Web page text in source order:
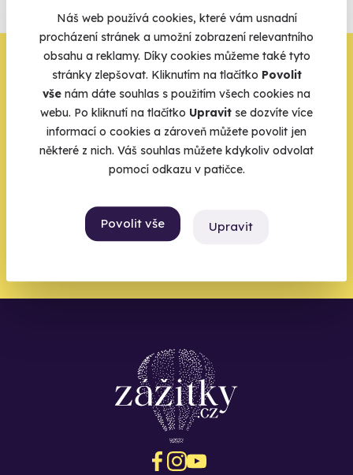
Náš web používá cookies, které vám usnadní
procházení stránek a umožní zobrazení relevantního
obsahu a reklamy. Díky cookies můžeme také tyto
stránky zlepšovat. Kliknutím na tlačítko Povolit
vše nám dáte souhlas s použitím všech cookies na
webu. Po kliknutí na tlačítko Upravit se dozvíte více
informací o cookies a zároveň můžete povolit jen
některé z nich. Váš souhlas můžete kdykoliv odvolat
pomocí odkazu v patičce.
Povolit vše Upravit
Vše o pojištění
Zbývá jeden krok,
zbytek zařídíme my
Váš e-mail je vstupenka do světa, kde se žije naplno. Pojďte
do toho.
Chci být u toho